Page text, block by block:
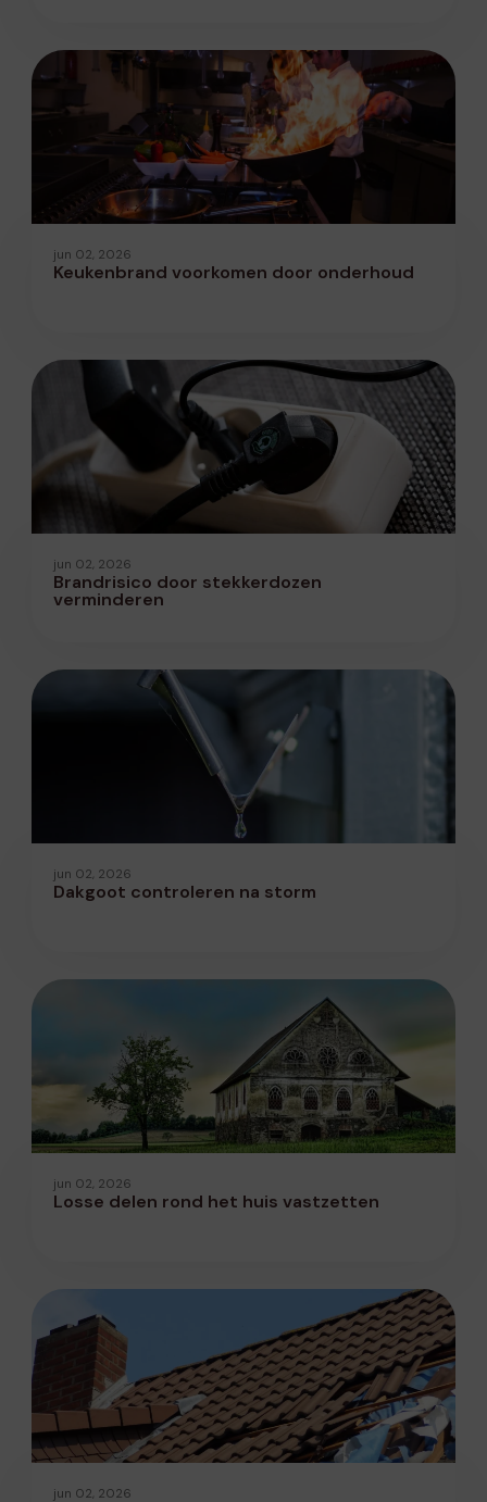
jun 02, 2026
Keukenbrand voorkomen door onderhoud
jun 02, 2026
Brandrisico door stekkerdozen
verminderen
jun 02, 2026
Dakgoot controleren na storm
jun 02, 2026
Losse delen rond het huis vastzetten
jun 02, 2026